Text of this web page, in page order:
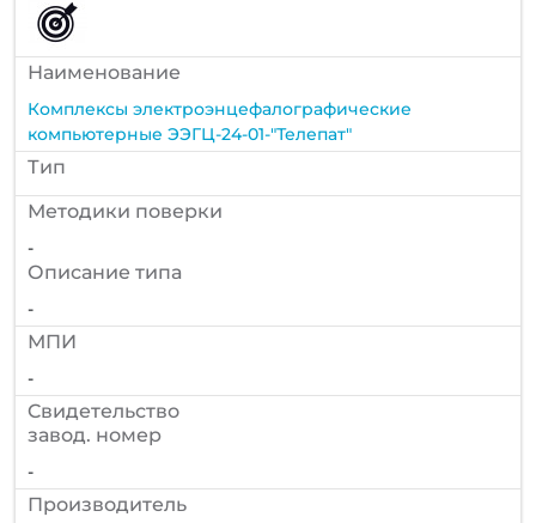
Наименование
Комплексы электроэнцефалографические
компьютерные ЭЭГЦ-24-01-"Телепат"
Тип
Методики поверки
-
Описание типа
-
МПИ
-
Cвидетельство
завод. номер
-
Производитель